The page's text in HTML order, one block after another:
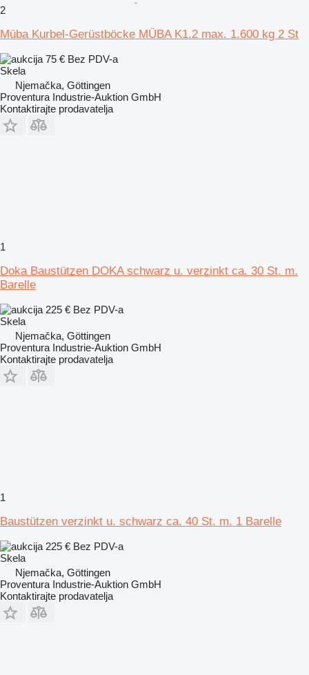
2
Müba Kurbel-Gerüstböcke MÜBA K1.2 max. 1.600 kg 2 St
75 € Bez PDV-a
Skela
Njemačka, Göttingen
Proventura Industrie-Auktion GmbH
Kontaktirajte prodavatelja
1
Doka Baustützen DOKA schwarz u. verzinkt ca. 30 St. m.
Barelle
225 € Bez PDV-a
Skela
Njemačka, Göttingen
Proventura Industrie-Auktion GmbH
Kontaktirajte prodavatelja
1
Baustützen verzinkt u. schwarz ca. 40 St. m. 1 Barelle
225 € Bez PDV-a
Skela
Njemačka, Göttingen
Proventura Industrie-Auktion GmbH
Kontaktirajte prodavatelja